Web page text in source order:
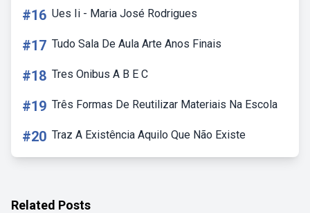
#16 Ues Ii - Maria José Rodrigues
#17 Tudo Sala De Aula Arte Anos Finais
#18 Tres Onibus A B E C
#19 Três Formas De Reutilizar Materiais Na Escola
#20 Traz A Existência Aquilo Que Não Existe
Related Posts